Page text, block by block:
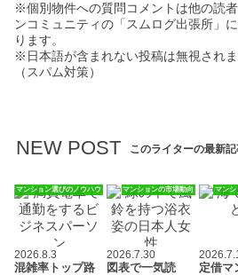
※個別物件への質問コメントは他の読
ンコミュニティの「スムログ出張所」
ります。
※日本語が含まれない投稿は無視されま
（スパム対策）
NEW POST このライターの最新
マンション選びのノウハウ
2026.8.3
混雑率トップ路
マンションの市場動向
2026.7.30
図表で一気読
マンシ
定借マ